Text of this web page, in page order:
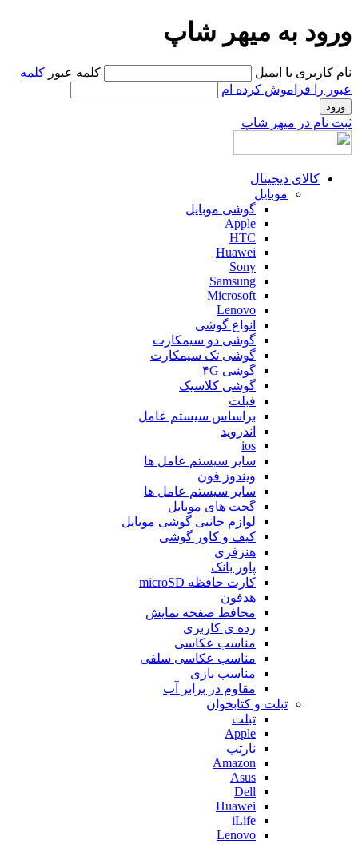
ورود به میهر شاپ
نام کاربری یا ایمیل کلمه عبور کلمه
عبور را فراموش کرده ام
ثبت نام در میهر شاپ
کالای دیجیتال
موبایل
گوشی موبایل
Apple
HTC
Huawei
Sony
Samsung
Microsoft
Lenovo
انواع گوشی
گوشی دو سیمکارت
گوشی تک سیمکارت
گوشی ۴G
گوشی کلاسیک
فبلت
براساس سیستم عامل
اندروید
ios
سایر سیستم عامل ها
ویندوز فون
سایر سیستم عامل ها
گجت های موبایل
لوازم جانبی گوشی موبایل
کیف و کاور گوشی
هنزفری
پاور بانک
کارت حافظه microSD
هدفون
محافظ صفحه نمایش
رده ی کاربری
مناسب عکاسی
مناسب عکاسی سلفی
مناسب بازی
مقاوم در برابر آب
تبلت و کتابخوان
تبلت
Apple
نارتب
Amazon
Asus
Dell
Huawei
iLife
Lenovo